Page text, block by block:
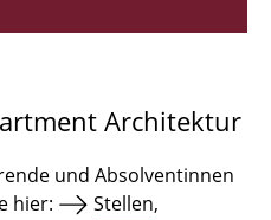
Architektur
und Absolventinnen
hier:
Stellen,